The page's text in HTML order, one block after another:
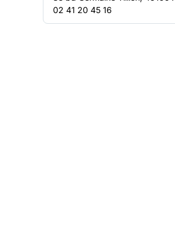
FILTRER PAR
02 41 20 45 16